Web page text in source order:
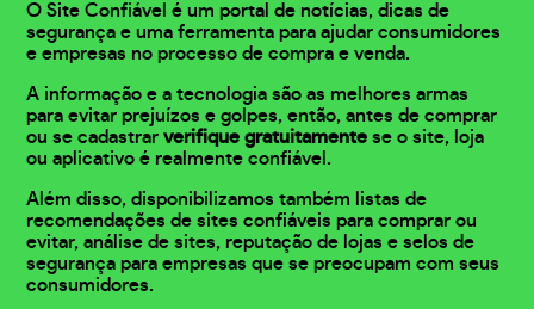
O Site Confiável é um portal de notícias, dicas de
segurança e uma ferramenta para ajudar consumidores
e empresas no processo de compra e venda.
A informação e a tecnologia são as melhores armas
para evitar prejuízos e golpes, então, antes de comprar
ou se cadastrarverifique gratuitamente se o site, loja
ou aplicativo é realmente confiável.
Além disso, disponibilizamos também listas de
recomendações de sites confiáveis para comprar ou
evitar, análise de sites, reputação de lojas e selos de
segurança para empresas que se preocupam com seus
consumidores.